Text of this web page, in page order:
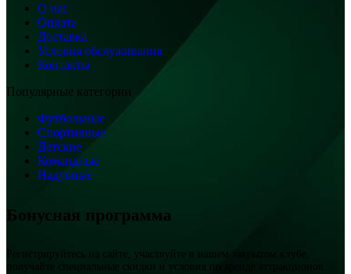
О нас
Оплата
Доставка
Условия обслуживания
Контакты
Популярные категории
Футбольные
Спортивные
Детские
Командные
Надувные
Бонусная программа
Регистрируйтесь на сайте, участвуйте в нашем закрытом клубе,
получайте специальные скидки и условия по аренде аттракционов.